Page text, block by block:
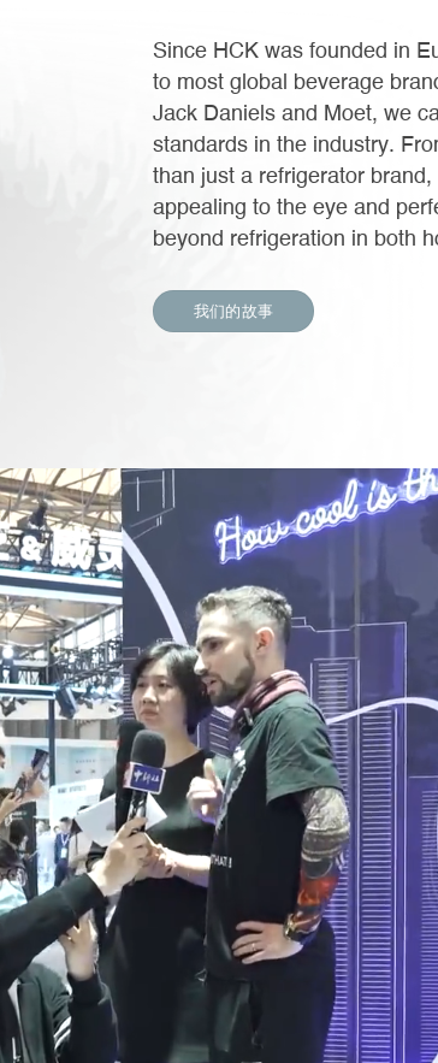
Since HCK was founded in
to most global beverage
Jack Daniels and Moet, we
standards in the industry.
than just a refrigerator
appealing to the eye and
beyond refrigeration in both
我们的故事